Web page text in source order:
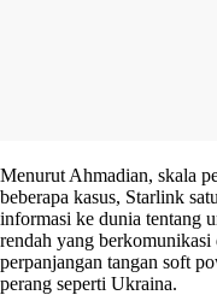
Menurut Ahmadian, skala
beberapa kasus, Starlink
informasi ke dunia tentang
rendah yang
perpanjangan tangan soft
perang seperti Ukraina.